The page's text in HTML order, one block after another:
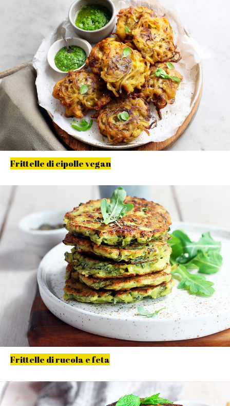
Frittelle di cipolle vegan
Frittelle di rucola e feta